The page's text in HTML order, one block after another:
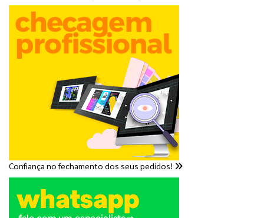
Confiança no fechamento dos seus pedidos!